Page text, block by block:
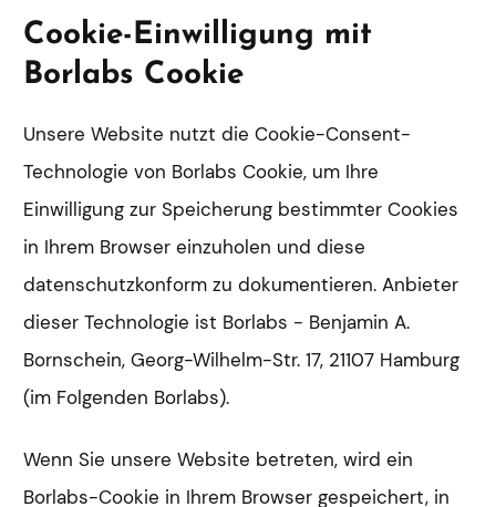
Cookie-Einwilligung mit
Borlabs Cookie
Unsere Website nutzt die Cookie-Consent-
Technologie von Borlabs Cookie, um Ihre
Einwilligung zur Speicherung bestimmter Cookies
in Ihrem Browser einzuholen und diese
datenschutzkonform zu dokumentieren. Anbieter
dieser Technologie ist Borlabs - Benjamin A.
Bornschein, Georg-Wilhelm-Str. 17, 21107 Hamburg
(im Folgenden Borlabs).
Wenn Sie unsere Website betreten, wird ein
Borlabs-Cookie in Ihrem Browser gespeichert, in